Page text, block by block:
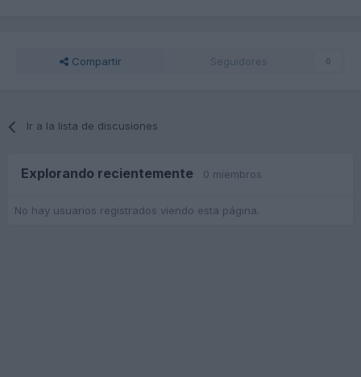
Compartir Seguidores 0
Ir a la lista de discusiones
Explorando recientemente 0 miembros
No hay usuarios registrados viendo esta página.